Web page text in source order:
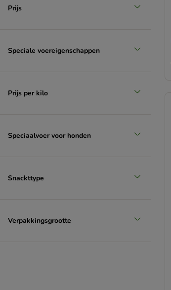
Prijs
Speciale voereigenschappen
Prijs per kilo
Speciaalvoer voor honden
Snackttype
Verpakkingsgrootte